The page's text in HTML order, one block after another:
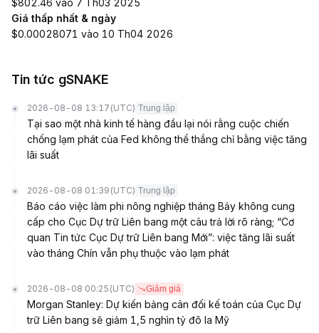
$802.46 vào 7 Th03 2025
Giá thấp nhất & ngày
$0.00028071 vào 10 Th04 2026
Tin tức gSNAKE
2026-08-08 13:17 (UTC) Trung lập
Tại sao một nhà kinh tế hàng đầu lại nói rằng cuộc chiến
chống lạm phát của Fed không thể thắng chỉ bằng việc tăng
lãi suất
2026-08-08 01:39 (UTC) Trung lập
Báo cáo việc làm phi nông nghiệp tháng Bảy không cung
cấp cho Cục Dự trữ Liên bang một câu trả lời rõ ràng; “Cơ
quan Tin tức Cục Dự trữ Liên bang Mới”: việc tăng lãi suất
vào tháng Chín vẫn phụ thuộc vào lạm phát
2026-08-08 00:25 (UTC) Giảm giá
Morgan Stanley: Dự kiến bảng cân đối kế toán của Cục Dự
trữ Liên bang sẽ giảm 1,5 nghìn tỷ đô la Mỹ